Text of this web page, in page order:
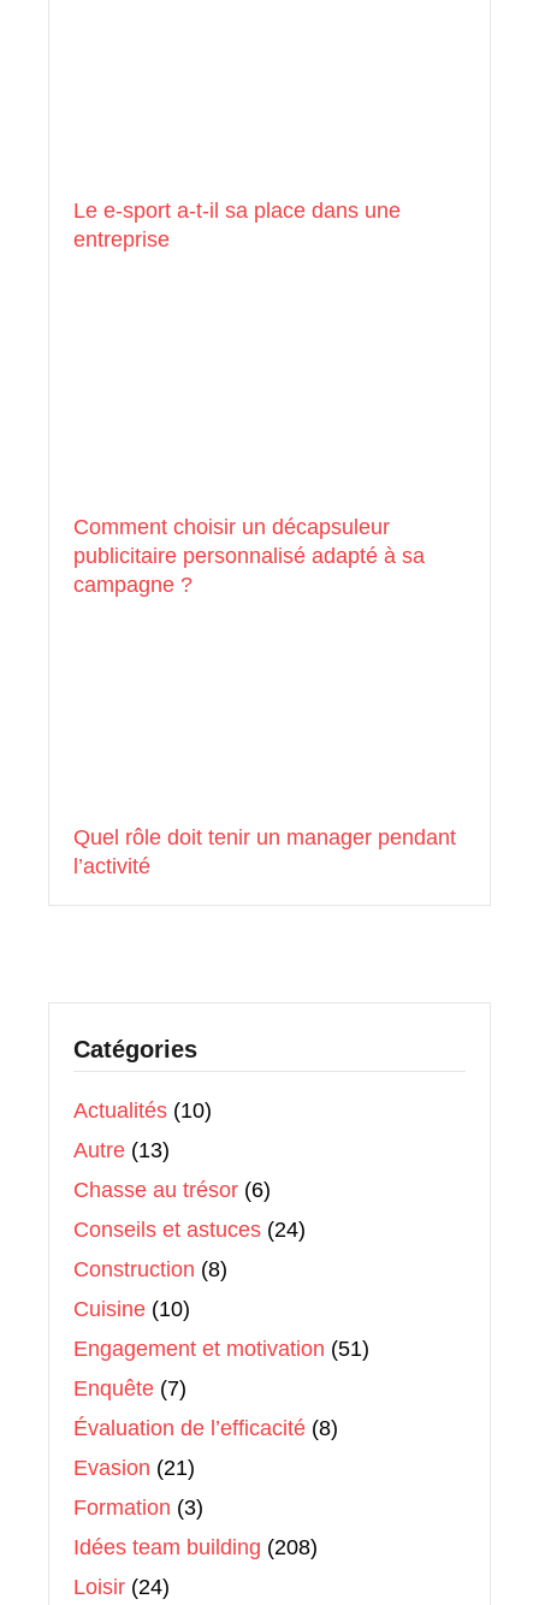
Le e-sport a-t-il sa place dans une
entreprise
Comment choisir un décapsuleur
publicitaire personnalisé adapté à sa
campagne ?
Quel rôle doit tenir un manager pendant
l’activité
Catégories
Actualités (10)
Autre (13)
Chasse au trésor (6)
Conseils et astuces (24)
Construction (8)
Cuisine (10)
Engagement et motivation (51)
Enquête (7)
Évaluation de l’efficacité (8)
Evasion (21)
Formation (3)
Idées team building (208)
Loisir (24)